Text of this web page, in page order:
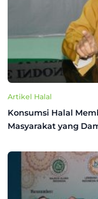
Artikel Halal
Konsumsi Halal
Masyarakat yang